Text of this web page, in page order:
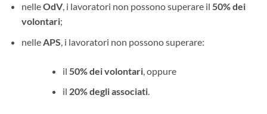
nelleOdV, i lavoratori non possono superare il 50% dei
volontari;
nelle APS , i lavoratori non possono superare:
il 50% dei volontari, oppure
il 20% degli associati.